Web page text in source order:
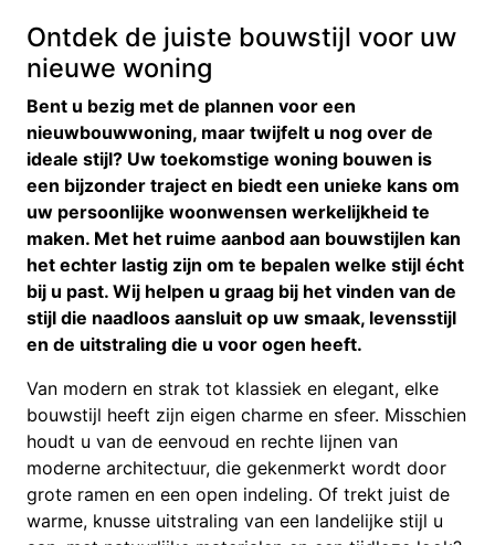
Ontdek de juiste bouwstijl voor uw
nieuwe woning
Bent u bezig met de plannen voor een
nieuwbouwwoning, maar twijfelt u nog over de
ideale stijl? Uw toekomstige woning bouwen is
een bijzonder traject en biedt een unieke kans om
uw persoonlijke woonwensen werkelijkheid te
maken. Met het ruime aanbod aan bouwstijlen kan
het echter lastig zijn om te bepalen welke stijl écht
bij u past. Wij helpen u graag bij het vinden van de
stijl die naadloos aansluit op uw smaak, levensstijl
en de uitstraling die u voor ogen heeft.
Van modern en strak tot klassiek en elegant, elke
bouwstijl heeft zijn eigen charme en sfeer. Misschien
houdt u van de eenvoud en rechte lijnen van
moderne architectuur, die gekenmerkt wordt door
grote ramen en een open indeling. Of trekt juist de
warme, knusse uitstraling van een landelijke stijl u